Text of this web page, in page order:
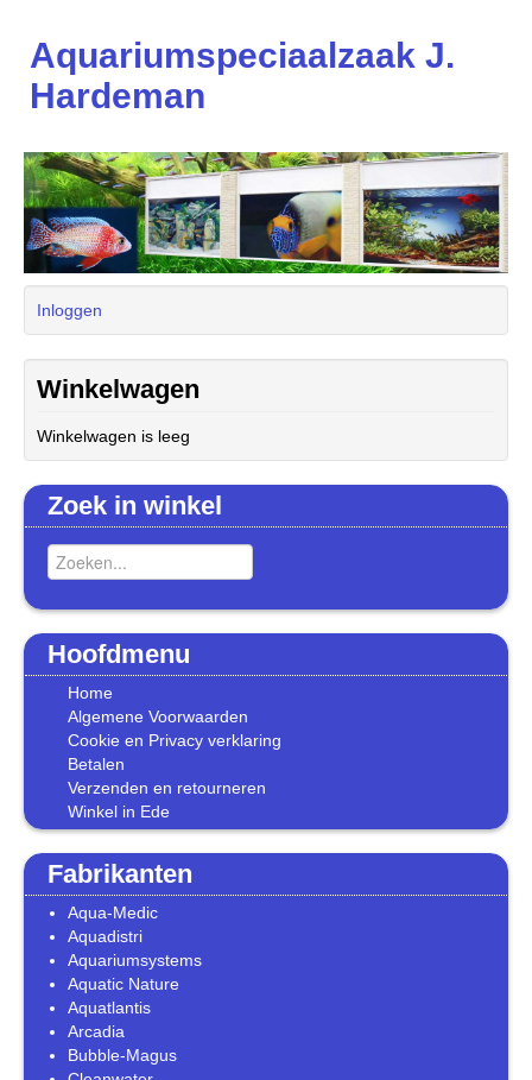
Aquariumspeciaalzaak J.
Hardeman
Inloggen
Winkelwagen
Winkelwagen is leeg
Zoek in winkel
Hoofdmenu
Home
Algemene Voorwaarden
Cookie en Privacy verklaring
Betalen
Verzenden en retourneren
Winkel in Ede
Fabrikanten
Aqua-Medic
Aquadistri
Aquariumsystems
Aquatic Nature
Aquatlantis
Arcadia
Bubble-Magus